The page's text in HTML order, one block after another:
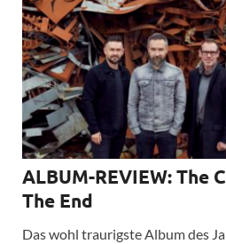
ALBUM-REVIEW: The
The End
Das wohl traurigste Album des